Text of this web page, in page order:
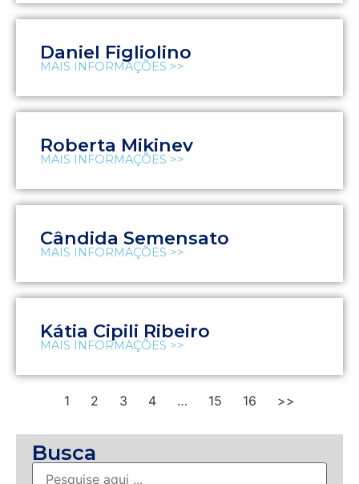
Daniel Figliolino
MAIS INFORMAÇÕES >>
Roberta Mikinev
MAIS INFORMAÇÕES >>
Cândida Semensato
MAIS INFORMAÇÕES >>
Kátia Cipili Ribeiro
MAIS INFORMAÇÕES >>
1 2 3 4 … 15 16 >>
Busca